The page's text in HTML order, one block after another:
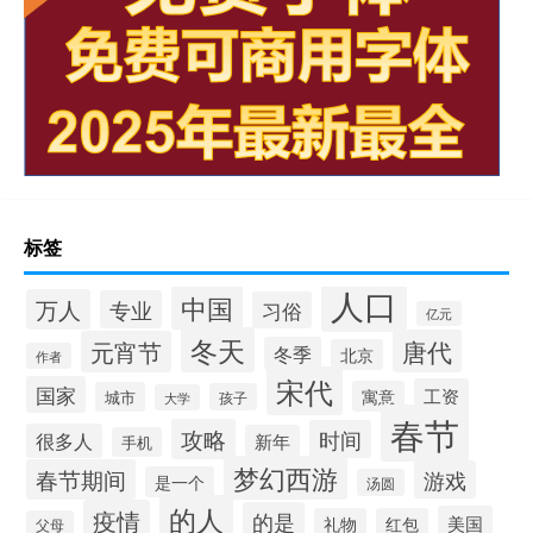
标签
万人 专业 中国 习俗 人口 亿元
作者 元宵节 冬天 冬季 北京 唐代
国家 城市 大学 孩子 宋代 寓意 工资
很多人 手机 攻略 新年 时间 春节
春节期间 是一个 梦幻西游 汤圆 游戏
父母 疫情 的人 的是 礼物 红包 美国